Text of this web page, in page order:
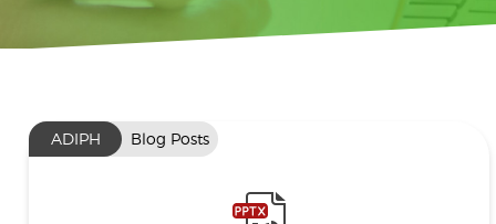
ADIPH Blog Posts